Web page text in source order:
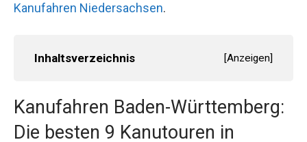
Kanufahren Niedersachsen.
Inhaltsverzeichnis [Anzeigen]
Kanufahren Baden-Württemberg:
Die besten 9 Kanutouren in